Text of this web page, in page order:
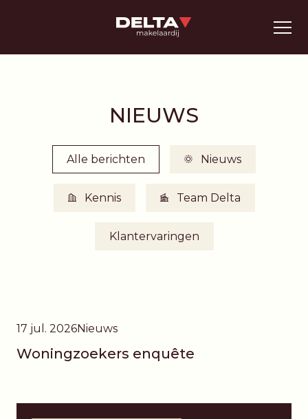
NIEUWS
Alle berichten Nieuws
Kennis Team Delta
Klantervaringen
17 jul. 2026Nieuws
Woningzoekers enquête